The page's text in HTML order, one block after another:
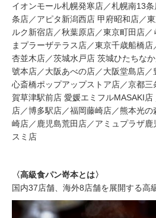
イオンモール札幌発寒店／札幌南13
条店／アピタ新潟西店 甲府昭和店／
ルク新宿店／秋葉原店／東京町田店
まプラーザテラス店／東京千歳船橋
杏並木店／茨城水戸店 茨城ひたちな
號本店／大阪あべの店／大阪堂島店
心斎橋ポップアップストア店／京都
賀草津駅前店 愛媛エミフルMASAKI
店／博多駅店／福岡藤崎店／熊本光
崎店／鹿児島荒田店／アミュプラザ鹿
スミ店
〈高級食パン嵜本とは〉
国内37店舗、海外8店舗を展開する高